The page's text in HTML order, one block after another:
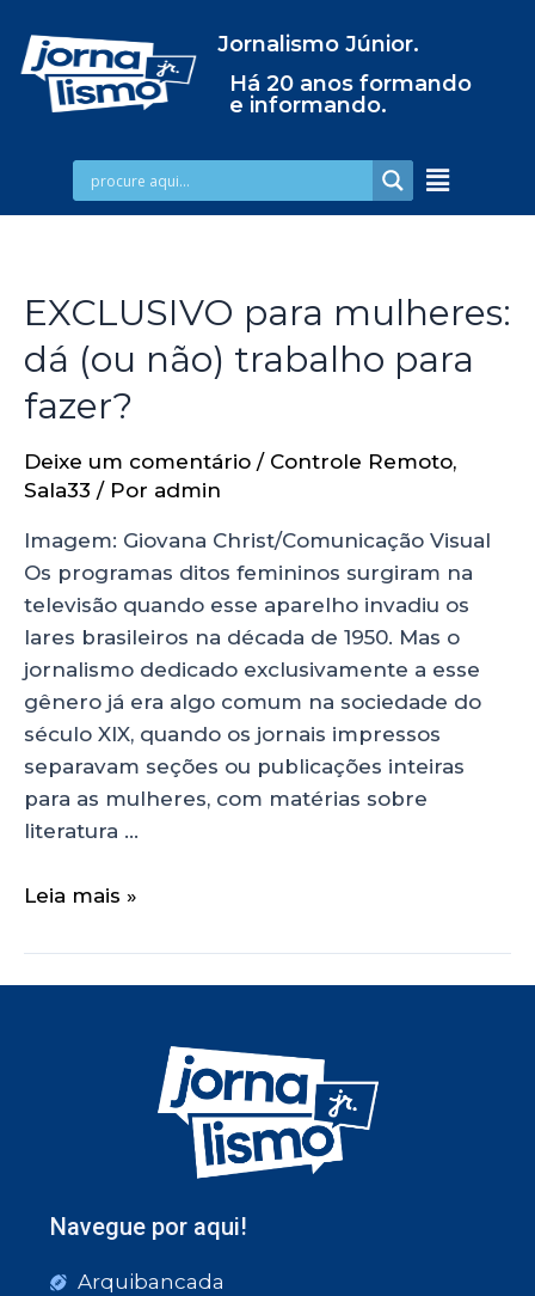
Jornalismo Júnior.
Há 20 anos formando
e informando.
EXCLUSIVO para mulheres:
dá (ou não) trabalho para
fazer?
Deixe um comentário / Controle Remoto,
Sala33 / Por admin
Imagem: Giovana Christ/Comunicação Visual
Os programas ditos femininos surgiram na
televisão quando esse aparelho invadiu os
lares brasileiros na década de 1950. Mas o
jornalismo dedicado exclusivamente a esse
gênero já era algo comum na sociedade do
século XIX, quando os jornais impressos
separavam seções ou publicações inteiras
para as mulheres, com matérias sobre
literatura …
Leia mais »
Navegue por aqui!
Arquibancada